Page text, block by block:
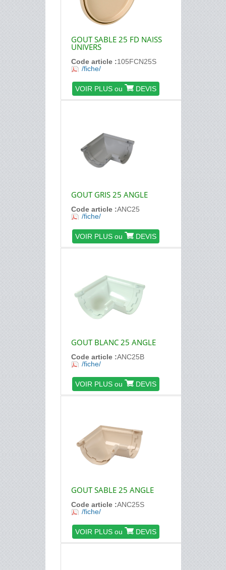
GOUT SABLE 25 FD NAISS
UNIVERS
Code article :105FCN25S
/fiche/
VOIR PLUS ou DEVIS
GOUT GRIS 25 ANGLE
Code article :ANC25
/fiche/
VOIR PLUS ou DEVIS
GOUT BLANC 25 ANGLE
Code article :ANC25B
/fiche/
VOIR PLUS ou DEVIS
GOUT SABLE 25 ANGLE
Code article :ANC25S
/fiche/
VOIR PLUS ou DEVIS